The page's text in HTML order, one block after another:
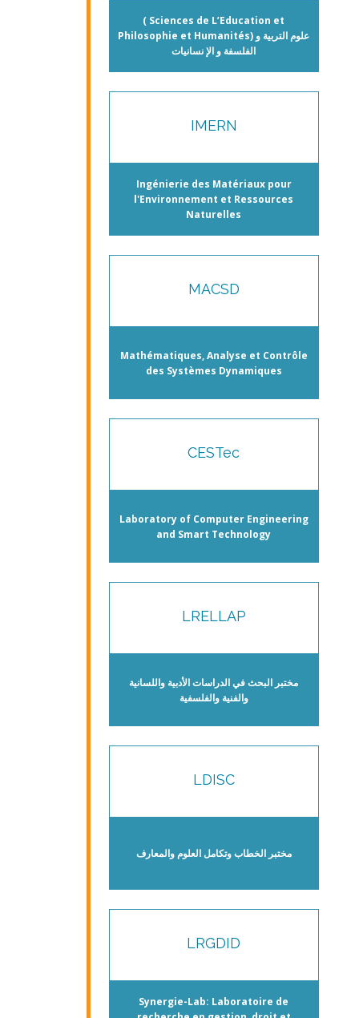
( Sciences de L’Education et
Philosophie et Humanités) علوم التربية و
الفلسفة و الإ نسانيات
IMERN
Ingénierie des Matériaux pour
l'Environnement et Ressources
Naturelles
MACSD
Mathématiques, Analyse et Contrôle
des Systèmes Dynamiques
CESTec
Laboratory of Computer Engineering
and Smart Technology
LRELLAP
مختبر البحث في الدراسات الأدبية واللسانية
والفنية والفلسفية
LDISC
مختبر الخطاب وتكامل العلوم والمعارف
LRGDID
Synergie-Lab: Laboratoire de